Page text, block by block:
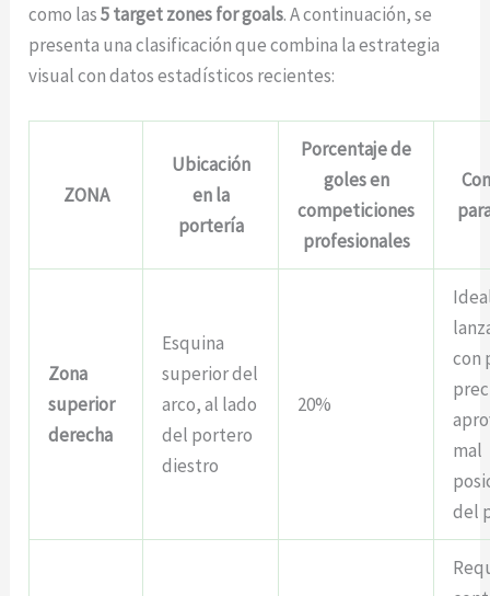
como las5 target zones for goals. A continuación, se
presenta una clasificación que combina la estrategia
visual con datos estadísticos recientes:
ZONA
Ubicación
en la
portería
Porcentaje de
goles en
competiciones
profesionales
Zona
superior
derecha
Esquina
superior del
arco, al lado
del portero
diestro
20%
con
mal
del